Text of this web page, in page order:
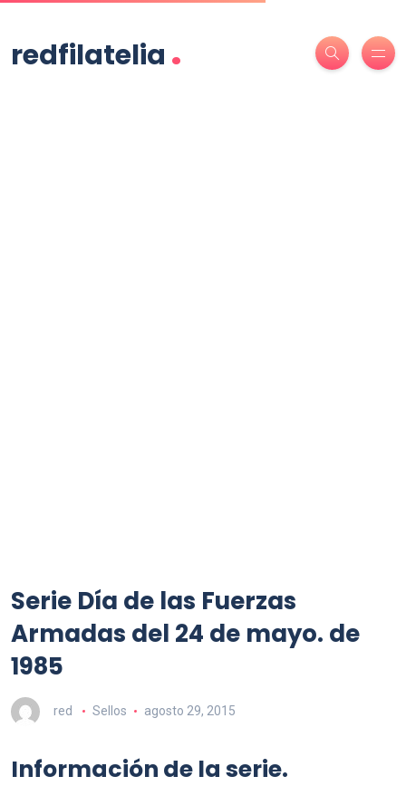
redfilatelia .
Serie Día de las Fuerzas
Armadas del 24 de mayo. de
1985
red Sellos agosto 29, 2015
Información de la serie.